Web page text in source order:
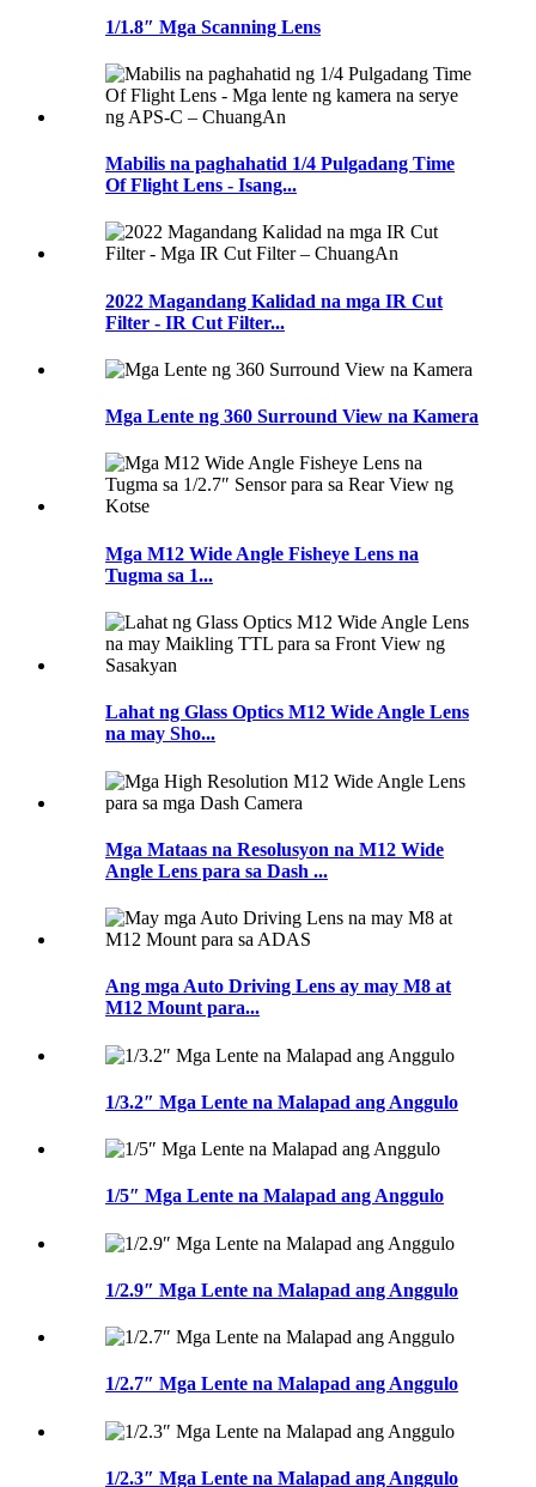
1/1.8″ Mga Scanning Lens
Mabilis na paghahatid 1/4 Pulgadang Time
Of Flight Lens - Isang...
2022 Magandang Kalidad na mga IR Cut
Filter - IR Cut Filter...
Mga Lente ng 360 Surround View na Kamera
Mga M12 Wide Angle Fisheye Lens na
Tugma sa 1...
Lahat ng Glass Optics M12 Wide Angle Lens
na may Sho...
Mga Mataas na Resolusyon na M12 Wide
Angle Lens para sa Dash ...
Ang mga Auto Driving Lens ay may M8 at
M12 Mount para...
1/3.2″ Mga Lente na Malapad ang Anggulo
1/5″ Mga Lente na Malapad ang Anggulo
1/2.9″ Mga Lente na Malapad ang Anggulo
1/2.7″ Mga Lente na Malapad ang Anggulo
1/2.3″ Mga Lente na Malapad ang Anggulo